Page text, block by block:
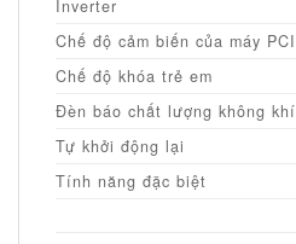
Inverter
Chế độ cảm biến của máy PCI
Chế độ khóa trẻ em
Đèn báo chất lượng không khí
Tự khởi động lại
Tính năng đặc biệt